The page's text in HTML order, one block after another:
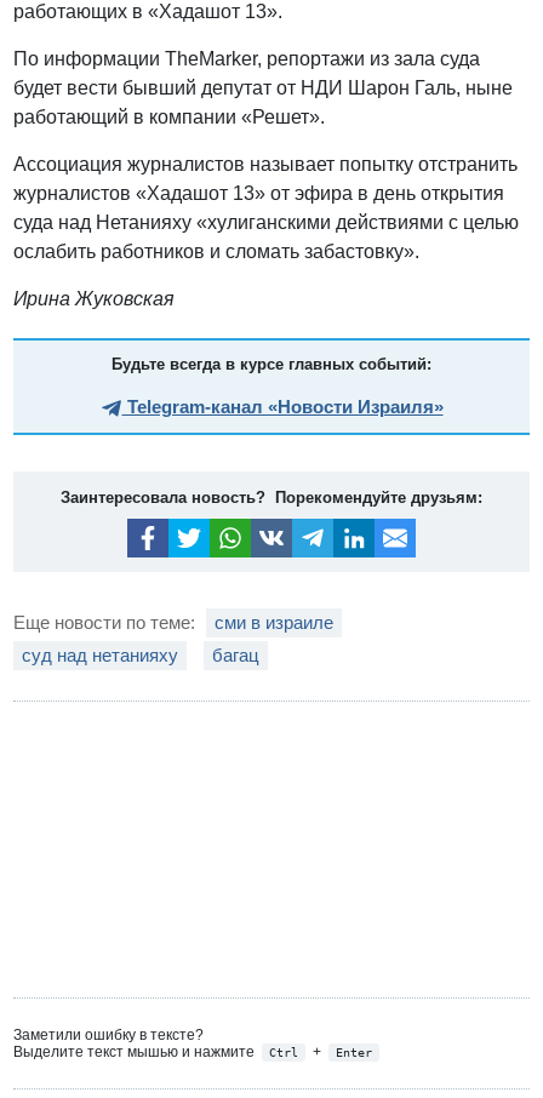
работающих в «Хадашот 13».
По информации TheMarker, репортажи из зала суда
будет вести бывший депутат от НДИ Шарон Галь, ныне
работающий в компании «Решет».
Ассоциация журналистов называет попытку отстранить
журналистов «Хадашот 13» от эфира в день открытия
суда над Нетанияху «хулиганскими действиями с целью
ослабить работников и сломать забастовку».
Ирина Жуковская
Будьте всегда в курсе главных событий:
Telegram-канал «Новости Израиля»
Заинтересовала новость? Порекомендуйте друзьям:
Еще новости по теме:
сми в израиле
суд над нетанияху
багац
Заметили ошибку в тексте?
Выделите текст мышью и нажмите
Ctrl + Enter